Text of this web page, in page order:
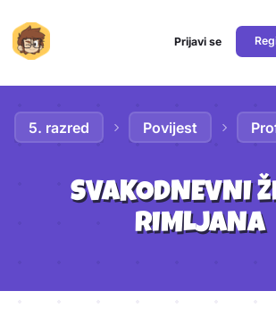
Prijavi se
5. razred Povijest
SVAKODNEVNI
RIMLJANA